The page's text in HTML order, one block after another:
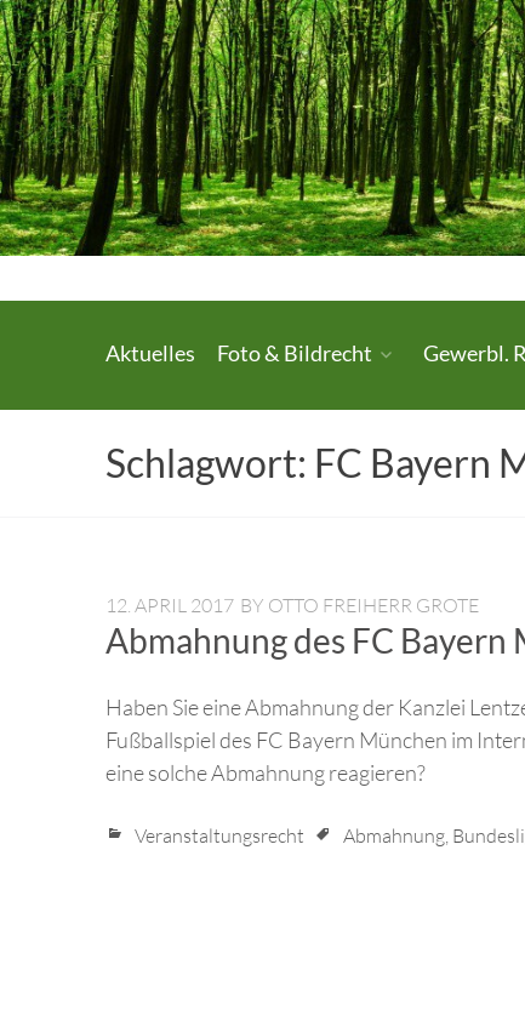
Skip
to
content
Urheberrecht.
Medienrecht.
gewerbl.
Rechtsschutz.
Aktuelles Foto & Bildrecht Gewerbl.
Schlagwort: FC Bayern
12. APRIL 2017 BY OTTO FREIHERR GROTE
Abmahnung des FC
Haben Sie eine Abmahnung der Kanzlei
Fußballspiel des FC Bayern München im
eine solche Abmahnung reagieren?
Veranstaltungsrecht Abmahnung